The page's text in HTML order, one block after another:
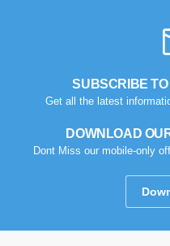
SUBSCRIBE
Get all the latest
DOWNLOAD
Dont Miss our mobile-only